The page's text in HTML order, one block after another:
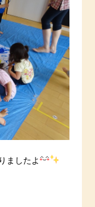
ましたよ